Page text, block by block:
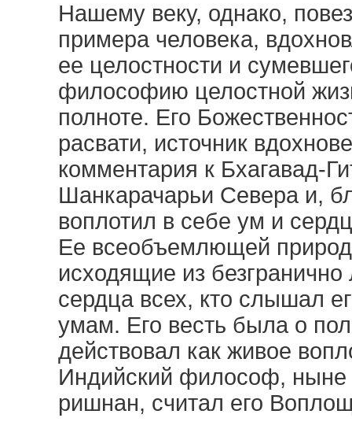
Нашему веку, однако,
примера человека,
ее целостности и
философию целостной
полноте. Его
расвати, источник
комментария к Бхагавад-
Шанкарачарьи Севера и,
воплотил в себе ум и
Ее всеобъемлющей
исходящие из
сердца всех, кто слышал
умам. Его весть была о
действовал как живое
Индийский философ, ныне
ришнан, считал его